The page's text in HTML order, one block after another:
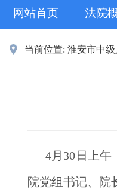
网站首页 法院
当前位置: 淮安市中
4月30日上午
院党组书记、院